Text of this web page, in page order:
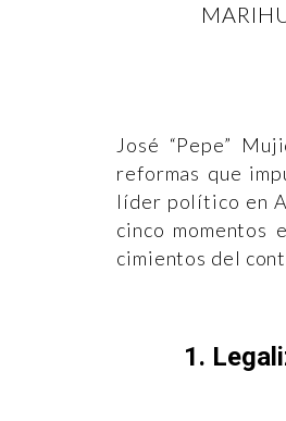
José “Pepe”
reformas que
líder político en
cinco momentos
cimientos del
1.